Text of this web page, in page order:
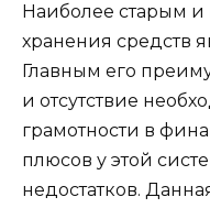
Наиболее старым
хранения средств
Главным его
и отсутствие
грамотности в
плюсов у этой
недостатков.